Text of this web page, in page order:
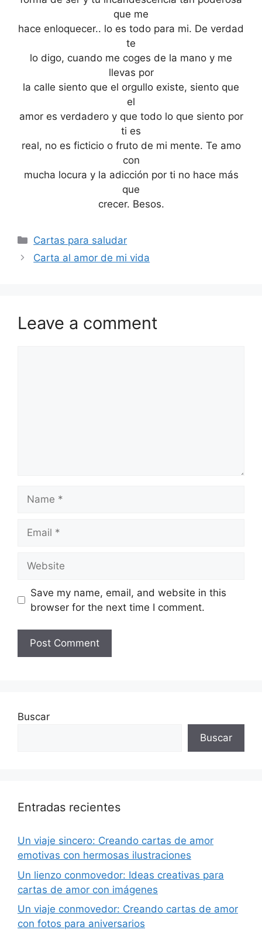
que me
hace enloquecer.. lo es todo para mi. De verdad
te
lo digo, cuando me coges de la mano y me
llevas por
la calle siento que el orgullo existe, siento que
el
amor es verdadero y que todo lo que siento por
ti es
real, no es ficticio o fruto de mi mente. Te amo
con
mucha locura y la adicción por ti no hace más
que
crecer. Besos.
Categories
Cartas para saludar
Carta al amor de mi vida
Leave a comment
Save my name, email, and website in this
browser for the next time I comment.
Buscar
Buscar
Entradas recientes
Un viaje sincero: Creando cartas de amor
emotivas con hermosas ilustraciones
Un lienzo conmovedor: Ideas creativas para
cartas de amor con imágenes
Un viaje conmovedor: Creando cartas de amor
con fotos para aniversarios